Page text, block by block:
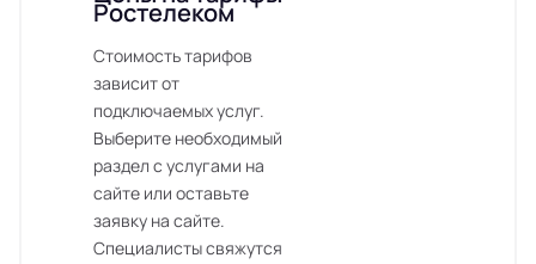
Ростелеком
Стоимость тарифов
зависит от
подключаемых услуг.
Выберите необходимый
раздел с услугами на
сайте или оставьте
заявку на сайте.
Специалисты свяжутся